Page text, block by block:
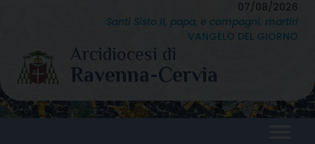
content
07/08/2026
Santi Sisto II, papa, e compagni, martiri
VANGELO DEL GIORNO